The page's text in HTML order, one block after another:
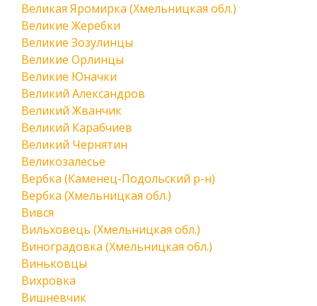
Великая Яромирка (Хмельницкая обл.)
Великие Жеребки
Великие Зозулинцы
Великие Орлинцы
Великие Юначки
Великий Александров
Великий Жванчик
Великий Карабчиев
Великий Чернятин
Великозалесье
Вербка (Каменец-Подольский р-н)
Вербка (Хмельницкая обл.)
Вився
Вильховець (Хмельницкая обл.)
Виноградовка (Хмельницкая обл.)
Виньковцы
Вихровка
Вишневчик